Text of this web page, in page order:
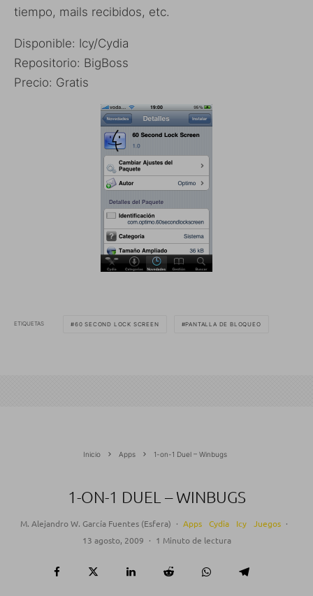
tiempo, mails recibidos, etc.
Disponible: Icy/Cydia
Repositorio: BigBoss
Precio: Gratis
ETIQUETAS 60 SECOND LOCK SCREEN PANTALLA DE BLOQUEO
Inicio Apps 1-on-1 Duel – Winbugs
1-ON-1 DUEL – WINBUGS
M. Alejandro W. García Fuentes (Esfera) · Apps Cydia Icy Juegos ·
13 agosto, 2009 · 1 Minuto de lectura